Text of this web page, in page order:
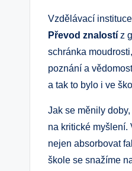
Vzdělávací
Převod znalostí z
schránka
poznání a
a tak to bylo i ve
Jak se měnily
na kritické myšlení.
nejen absorbovat
škole se snažíme